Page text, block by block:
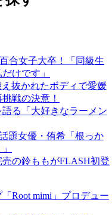
合女子大卒！「同級生
けです」
え抜かれたボディで愛媛
戦の決意！
る「大好きなラーメン
題女優・侑希「根っか
の鈴ももがFLASH初登
Root mimi」プロデュー